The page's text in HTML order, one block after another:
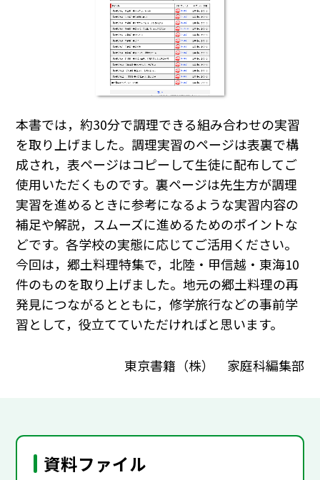
本書では，約30分で調理できる組み合わせの実習
を取り上げました。調理実習のページは表裏で構
成され，表ページはコピーして生徒に配布してご
使用いただくものです。裏ページは先生方が調理
実習を進めるときに参考になるような実習内容の
補足や解説，スムーズに進めるためのポイントな
どです。各学校の実態に応じてご活用ください。
今回は，郷土料理特集で，北陸・甲信越・東海10
件のものを取り上げました。地元の郷土料理の再
発見につながるとともに，修学旅行などの事前学
習として，役立てていただければと思います。
東京書籍（株） 家庭科編集部
資料ファイル